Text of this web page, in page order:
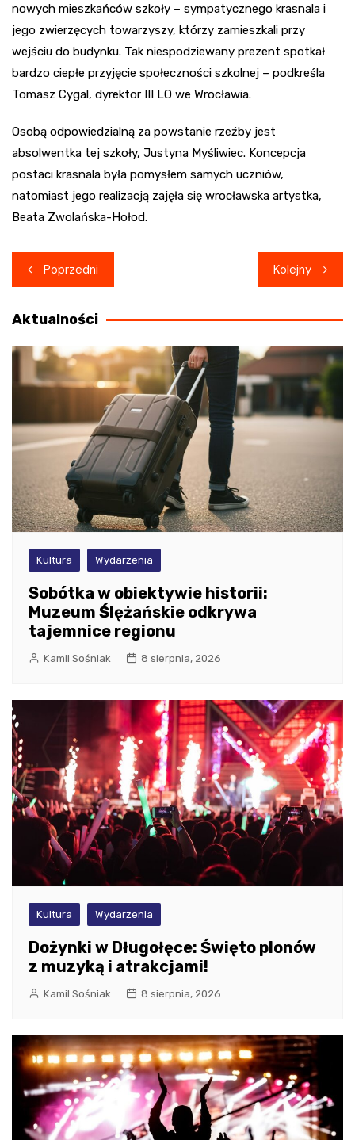
nowych mieszkańców szkoły – sympatycznego krasnala i
jego zwierzęcych towarzyszy, którzy zamieszkali przy
wejściu do budynku. Tak niespodziewany prezent spotkał
bardzo ciepłe przyjęcie społeczności szkolnej – podkreśla
Tomasz Cygal, dyrektor III LO we Wrocławia.
Osobą odpowiedzialną za powstanie rzeźby jest
absolwentka tej szkoły, Justyna Myśliwiec. Koncepcja
postaci krasnala była pomysłem samych uczniów,
natomiast jego realizacją zajęła się wrocławska artystka,
Beata Zwolańska-Hołod.
Nawigacja
wpisu
Poprzedni Kolejny
Aktualności
Kultura Wydarzenia
Sobótka w obiektywie historii:
Muzeum Ślężańskie odkrywa
tajemnice regionu
Kamil Sośniak 8 sierpnia, 2026
Kultura Wydarzenia
Dożynki w Długołęce: Święto plonów
z muzyką i atrakcjami!
Kamil Sośniak 8 sierpnia, 2026